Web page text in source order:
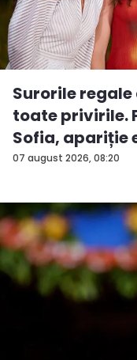
07 august 2026, 08:20
Surorile
toate privirile.
Sofia, apariție